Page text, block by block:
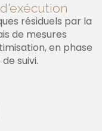
résiduels par la
de mesures
en phase
suivi.